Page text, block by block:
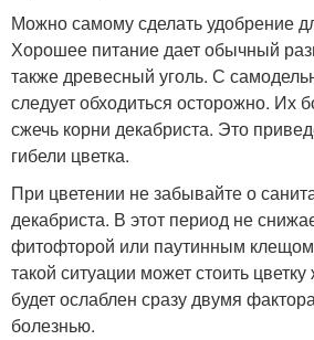
Можно самому сделать удобрение
Хорошее питание дает обычный
также древесный уголь. С
следует обходиться осторожно. Их
сжечь корни декабриста. Это
гибели цветка.
При цветении не забывайте о
декабриста. В этот период не
фитофторой или паутинным
такой ситуации может стоить цветку
будет ослаблен сразу двумя
болезнью.